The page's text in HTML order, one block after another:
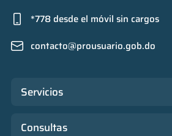
*778 desde el móvil sin cargos
contacto@prousuario.gob.do
Servicios
Consultas